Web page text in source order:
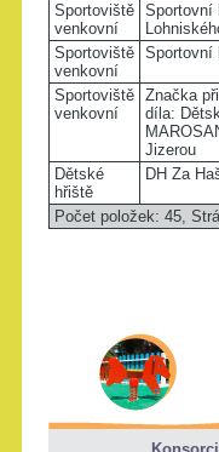
Počet položek: 45,
Sportoviště
venkovní
Sportovní
Sportoviště
venkovní
Sportovní
Sportoviště
venkovní
Značka
díla:
Jizerou
Dětské
hřiště
DH Za